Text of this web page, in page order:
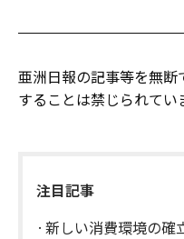
亜洲日報の記事等を無
することは禁じられてい
注目記事
新しい消費環境の確